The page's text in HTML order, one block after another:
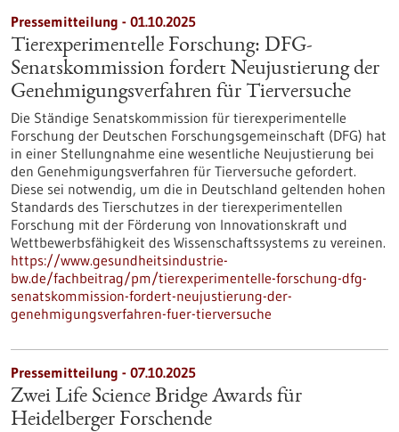
Pressemitteilung - 01.10.2025
Tierexperimentelle Forschung: DFG-
Senatskommission fordert Neujustierung der
Genehmigungsverfahren für Tierversuche
Die Ständige Senatskommission für tierexperimentelle
Forschung der Deutschen Forschungsgemeinschaft (DFG) hat
in einer Stellungnahme eine wesentliche Neujustierung bei
den Genehmigungsverfahren für Tierversuche gefordert.
Diese sei notwendig, um die in Deutschland geltenden hohen
Standards des Tierschutzes in der tierexperimentellen
Forschung mit der Förderung von Innovationskraft und
Wettbewerbsfähigkeit des Wissenschaftssystems zu vereinen.
https://www.gesundheitsindustrie-
bw.de/fachbeitrag/pm/tierexperimentelle-forschung-dfg-
senatskommission-fordert-neujustierung-der-
genehmigungsverfahren-fuer-tierversuche
Pressemitteilung - 07.10.2025
Zwei Life Science Bridge Awards für
Heidelberger Forschende